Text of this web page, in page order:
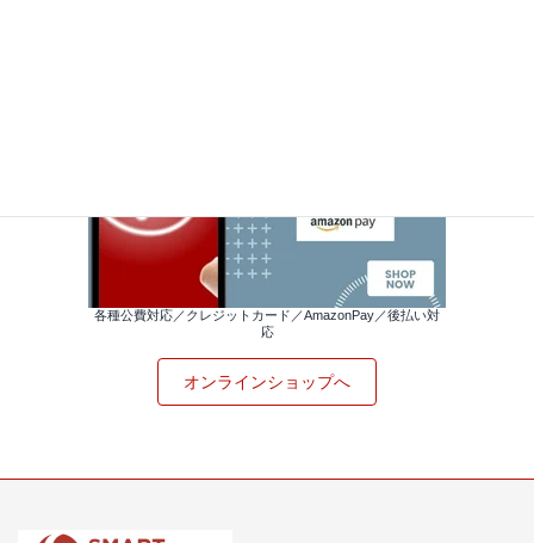
各種公費対応／クレジットカード／AmazonPay／後払い対
応
オンラインショップへ